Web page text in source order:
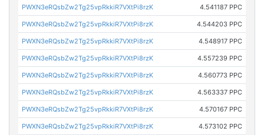
PWXN3eRQsbZw2Tg25vpRkkiR7VXtPi8rzK 4.541187 PPC
PWXN3eRQsbZw2Tg25vpRkkiR7VXtPi8rzK 4.544203 PPC
PWXN3eRQsbZw2Tg25vpRkkiR7VXtPi8rzK 4.548917 PPC
PWXN3eRQsbZw2Tg25vpRkkiR7VXtPi8rzK 4.557239 PPC
PWXN3eRQsbZw2Tg25vpRkkiR7VXtPi8rzK 4.560773 PPC
PWXN3eRQsbZw2Tg25vpRkkiR7VXtPi8rzK 4.563337 PPC
PWXN3eRQsbZw2Tg25vpRkkiR7VXtPi8rzK 4.570167 PPC
PWXN3eRQsbZw2Tg25vpRkkiR7VXtPi8rzK 4.573102 PPC